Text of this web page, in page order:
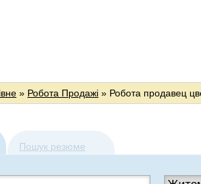
» Робота Продажі » Робота продавец
Пошук резюме